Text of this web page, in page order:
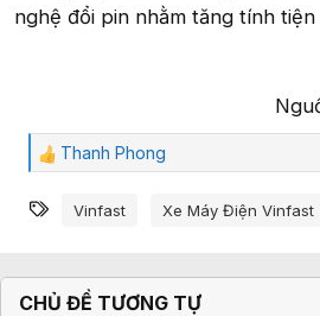
nghệ đổi pin nhằm tăng tính tiện
C
m
c
:
Thanh Phong
Từ khóa
Vinfast Xe Máy Điện Vinfast
CHỦ ĐỀ TƯƠNG TỰ